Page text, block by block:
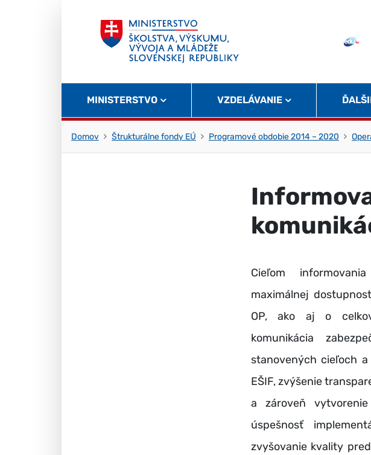
EDU
MINISTERSTVO VZDELÁVANIE
Domov Štrukturálne fondy EÚ Programové obdobie 2014 – 2020
Cieľom
maximálnej
OP, ako aj o
komunikácia
stanovených cieľoch
EŠIF, zvýšenie
a zároveň
úspešnosť
zvyšovanie kvality